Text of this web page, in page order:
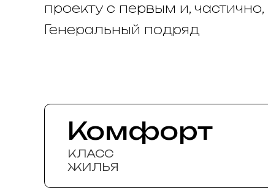
проекту с первым и,
Генеральный подряд
Комфорт
КЛАСС
ЖИЛЬЯ